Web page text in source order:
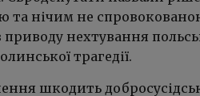
та нічим не
приводу нехтування
трагедії.
шкодить